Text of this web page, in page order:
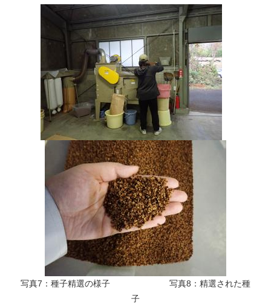
写真7：種子精選の様子 写真8：精選された種
子